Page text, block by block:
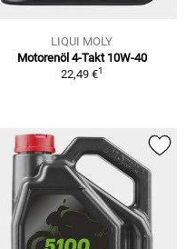
LIQUI MOLY
Motorenöl 4-Takt 10W-40
22,49 €1